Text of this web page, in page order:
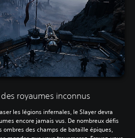
royaumes inconnus
les légions infernales, le Slayer devra
encore jamais vus. De nombreux défis
ombres des champs de bataille épiques,